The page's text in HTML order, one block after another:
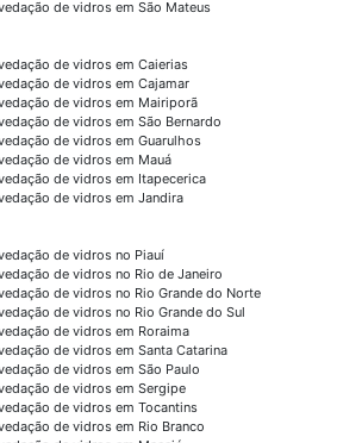
de vidros em São Mateus
de vidros em Caierias
de vidros em Cajamar
de vidros em Mairiporã
de vidros em São Bernardo
de vidros em Guarulhos
de vidros em Mauá
de vidros em Itapecerica
de vidros em Jandira
de vidros no Piauí
de vidros no Rio de Janeiro
de vidros no Rio Grande do Norte
de vidros no Rio Grande do Sul
de vidros em Roraima
de vidros em Santa Catarina
de vidros em São Paulo
de vidros em Sergipe
de vidros em Tocantins
de vidros em Rio Branco